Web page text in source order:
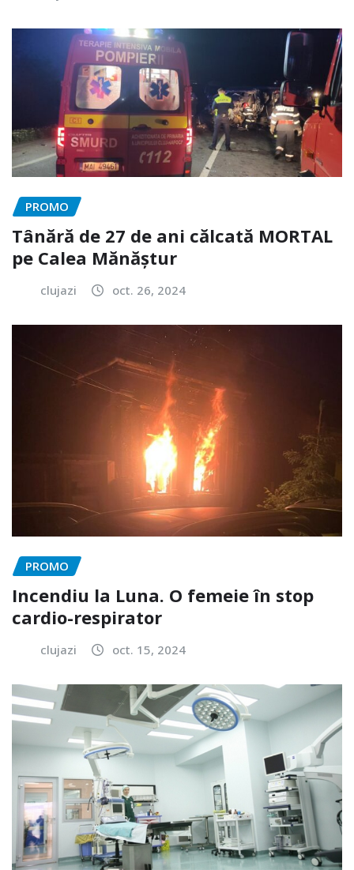
PROMO
Tânără de 27 de ani călcată MORTAL
pe Calea Mănăștur
clujazi oct. 26, 2024
PROMO
Incendiu la Luna. O femeie în stop
cardio-respirator
clujazi oct. 15, 2024